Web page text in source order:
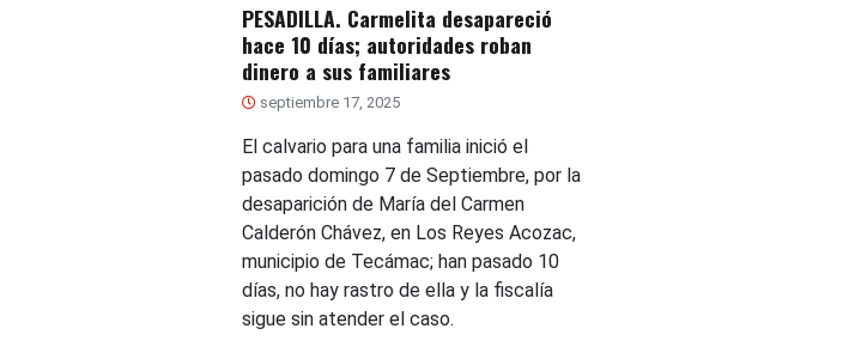
PESADILLA. Carmelita desapareció
hace 10 días; autoridades roban
dinero a sus familiares
septiembre 17, 2025
El calvario para una familia inició el
pasado domingo 7 de Septiembre, por la
desaparición de María del Carmen
Calderón Chávez, en Los Reyes Acozac,
municipio de Tecámac; han pasado 10
días, no hay rastro de ella y la fiscalía
sigue sin atender el caso.